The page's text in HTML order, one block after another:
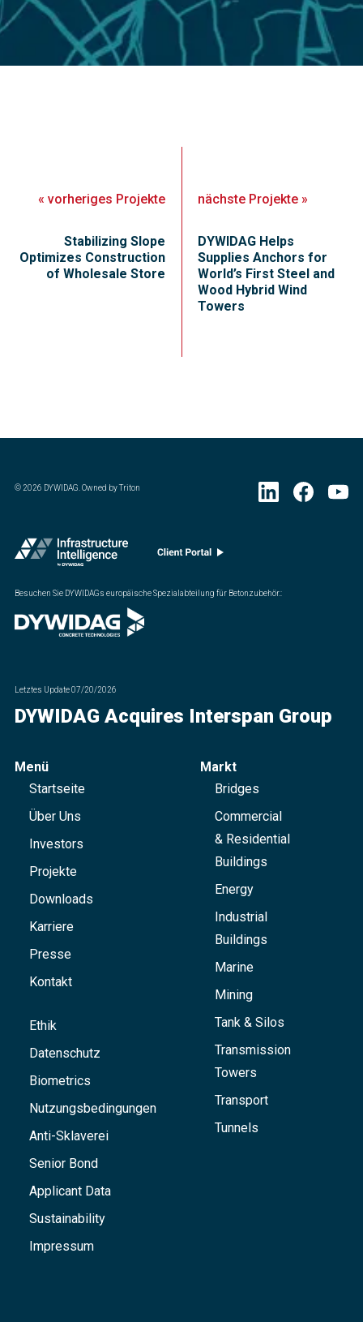
«vorheriges Projekte
Stabilizing Slope
Optimizes Construction
of Wholesale Store
nächste Projekte»
DYWIDAG Helps
Supplies Anchors for
World’s First Steel and
Wood Hybrid Wind
Towers
©2026 DYWIDAG. Owned by Triton
Besuchen Sie DYWIDAGs europäische Spezialabteilung für Betonzubehör.:
Letztes Update07/20/2026
DYWIDAG Acquires Interspan Group
Menü
Startseite
Über Uns
Investors
Projekte
Downloads
Karriere
Presse
Kontakt
Ethik
Datenschutz
Biometrics
Nutzungsbedingungen
Anti-Sklaverei
Senior Bond
Applicant Data
Sustainability
Impressum
Markt
Bridges
Commercial
& Residential
Buildings
Energy
Industrial
Buildings
Marine
Mining
Tank & Silos
Transmission
Towers
Transport
Tunnels